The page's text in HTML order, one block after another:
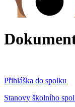
Přihláška do spolku
Stanovy školního